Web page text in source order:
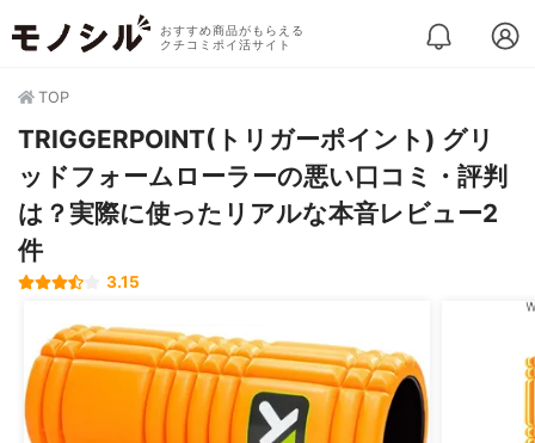
おすすめ商品がもらえる
クチコミポイ活サイト
TOP
TRIGGERPOINT(トリガーポイント) グリ
ッドフォームローラーの悪い口コミ・評判
は？実際に使ったリアルな本音レビュー2
件
3.15